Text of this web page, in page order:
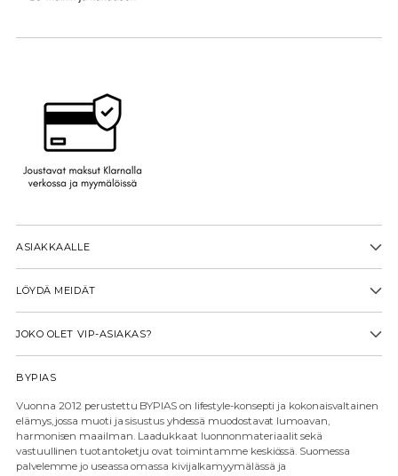
ASIAKKAALLE
LÖYDÄ MEIDÄT
JOKO OLET VIP-ASIAKAS?
BYPIAS
Vuonna 2012 perustettu BYPIAS on lifestyle-konsepti ja kokonaisvaltainen
elämys, jossa muoti ja sisustus yhdessä muodostavat lumoavan,
harmonisen maailman. Laadukkaat luonnonmateriaalit sekä
vastuullinen tuotantoketju ovat toimintamme keskiössä. Suomessa
palvelemme jo useassa omassa kivijalkamyymälässä ja